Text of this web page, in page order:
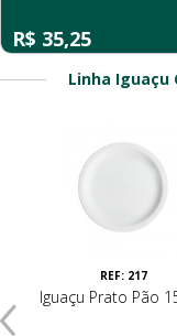
R$ 35,25
Linha Iguaçu
REF: 217
Iguaçu Prato Pão